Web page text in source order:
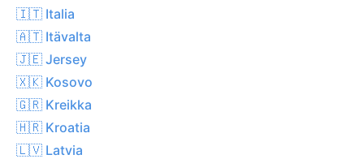
🇮🇹 Italia
🇦🇹 Itävalta
🇯🇪 Jersey
🇽🇰 Kosovo
🇬🇷 Kreikka
🇭🇷 Kroatia
🇱🇻 Latvia